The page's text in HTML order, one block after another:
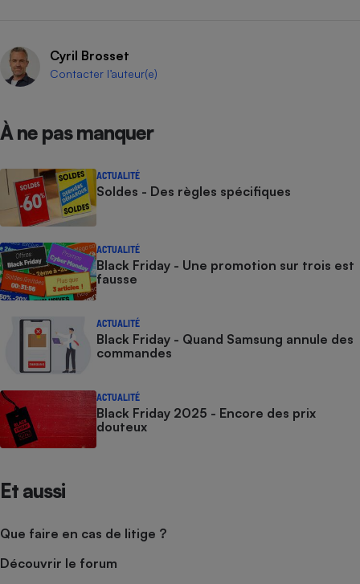
Cyril Brosset
Contacter l’auteur(e)
À ne pas manquer
ACTUALITÉ
Soldes - Des règles spécifiques
ACTUALITÉ
Black Friday - Une promotion sur trois est
fausse
ACTUALITÉ
Black Friday - Quand Samsung annule des
commandes
ACTUALITÉ
Black Friday 2025 - Encore des prix
douteux
Et aussi
Que faire en cas de litige ?
Découvrir le forum